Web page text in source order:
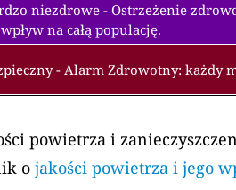
niezdrowe - Ostrzeżenie
na całą populację.
- Alarm Zdrowotny: każdy
powietrza i
o jakości powietrza i jego